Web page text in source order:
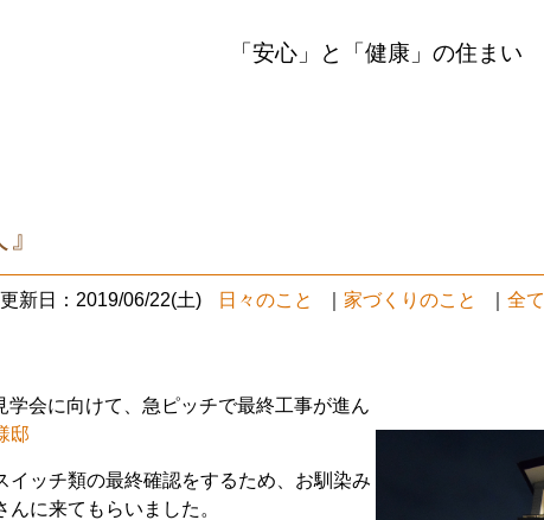
「安心」と「健康」の住まい
更新日：2019/06/22(土) 日々のこと 家づくりのこと 全て
学会に向けて、急ピッチで最終工事が進ん
邸
イッチ類の最終確認をするため、お馴染み
んに来てもらいました。